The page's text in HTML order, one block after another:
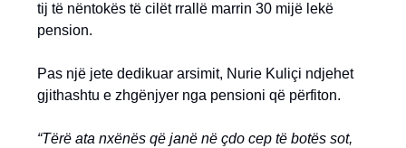
tij të nëntokës të cilët rrallë marrin 30 mijë lekë
pension.
Pas një jete dedikuar arsimit, Nurie Kuliçi ndjehet
gjithashtu e zhgënjyer nga pensioni që përfiton.
“Tërë ata nxënës që janë në çdo cep të botës sot,